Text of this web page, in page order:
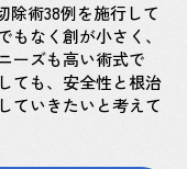
除術38例を施行して
なく創が小さく、
ーズも高い術式で
ても、安全性と根治
ていきたいと考えて